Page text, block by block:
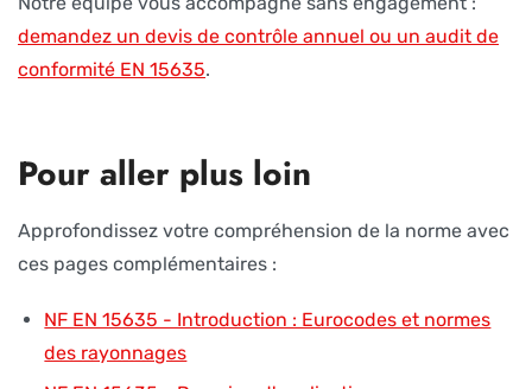
demandez un devis de contrôle annuel ou un audit de
conformité EN 15635.
Pour aller plus loin
Approfondissez votre compréhension de la norme avec
ces pages complémentaires :
NF EN 15635 - Introduction : Eurocodes et normes
des rayonnages